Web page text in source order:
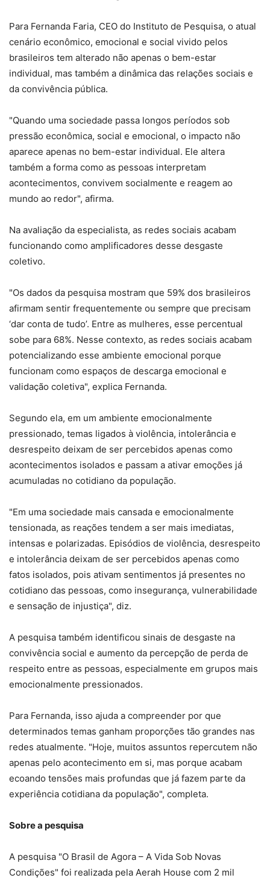
Para Fernanda Faria, CEO do Instituto de Pesquisa, o atual
cenário econômico, emocional e social vivido pelos
brasileiros tem alterado não apenas o bem-estar
individual, mas também a dinâmica das relações sociais e
da convivência pública.
"Quando uma sociedade passa longos períodos sob
pressão econômica, social e emocional, o impacto não
aparece apenas no bem-estar individual. Ele altera
também a forma como as pessoas interpretam
acontecimentos, convivem socialmente e reagem ao
mundo ao redor", afirma.
Na avaliação da especialista, as redes sociais acabam
funcionando como amplificadores desse desgaste
coletivo.
"Os dados da pesquisa mostram que 59% dos brasileiros
afirmam sentir frequentemente ou sempre que precisam
‘dar conta de tudo’. Entre as mulheres, esse percentual
sobe para 68%. Nesse contexto, as redes sociais acabam
potencializando esse ambiente emocional porque
funcionam como espaços de descarga emocional e
validação coletiva", explica Fernanda.
Segundo ela, em um ambiente emocionalmente
pressionado, temas ligados à violência, intolerância e
desrespeito deixam de ser percebidos apenas como
acontecimentos isolados e passam a ativar emoções já
acumuladas no cotidiano da população.
"Em uma sociedade mais cansada e emocionalmente
tensionada, as reações tendem a ser mais imediatas,
intensas e polarizadas. Episódios de violência, desrespeito
e intolerância deixam de ser percebidos apenas como
fatos isolados, pois ativam sentimentos já presentes no
cotidiano das pessoas, como insegurança, vulnerabilidade
e sensação de injustiça", diz.
A pesquisa também identificou sinais de desgaste na
convivência social e aumento da percepção de perda de
respeito entre as pessoas, especialmente em grupos mais
emocionalmente pressionados.
Para Fernanda, isso ajuda a compreender por que
determinados temas ganham proporções tão grandes nas
redes atualmente. "Hoje, muitos assuntos repercutem não
apenas pelo acontecimento em si, mas porque acabam
ecoando tensões mais profundas que já fazem parte da
experiência cotidiana da população", completa.
Sobre a pesquisa
A pesquisa "O Brasil de Agora – A Vida Sob Novas
Condições" foi realizada pela Aerah House com 2 mil